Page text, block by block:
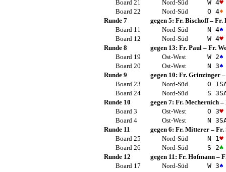
Board 21
Nord-Süd W 4♥
Board 22
Nord-Süd O 4♦
Runde 7
gegen 5: Fr. Bischoff– Fr.
Board 11
Nord-Süd N 4♠
Board 12
Nord-Süd W 4♥
Runde 8
gegen 13: Fr. Paul – Fr.
Board 19
Ost-West W 2♠
Board 20
Ost-West N 3♠
Runde 9
gegen 10: Fr. Grinzinger
Board 23
Nord-Süd O 1
Board 24
Nord-Süd S 3
Runde 10
gegen 7: Fr. Mechernich –
Board 3
Ost-West O 3♥
Board 4
Ost-West N 3
Runde 11
gegen 6: Fr. Mitterer – Fr.
Board 25
Nord-Süd N 1 ♥
Board 26
Nord-Süd S 2♣
Runde 12
gegen 11: Fr. Hofmann –
Board 17
Nord-Süd W 3♠